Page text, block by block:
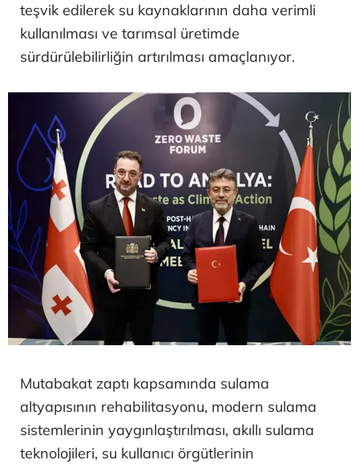
teşvik edilerek su kaynaklarının daha verimli
kullanılması ve tarımsal üretimde
sürdürülebilirliğin artırılması amaçlanıyor.
Mutabakat zaptı kapsamında sulama
altyapısının rehabilitasyonu, modern sulama
sistemlerinin yaygınlaştırılması, akıllı sulama
teknolojileri, su kullanıcı örgütlerinin